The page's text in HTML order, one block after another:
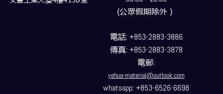
(公眾假期除外）
電話: +853-2883-3886
傳真: +853-2883-3878
電郵:
yehua-material@outlook.com
whatsapp: +853-6526-6698